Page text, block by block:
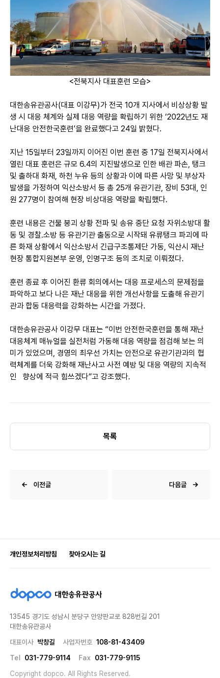
<전북지사 대표훈련 모습>
대한송유관공사(대표 이강무)가 전국 10개 지사에서 비상상황 발
생 시 대응 체계와 실제 대응 역량을 확립하기 위한 ‘2022년도 재
난대응 안전한국훈련’을 완료했다고 24일 밝혔다.
지난 15일부터 23일까지 이어진 이번 훈련 중 17일 전북지사에서
열린 대표 훈련은 규모 6.4의 지진발생으로 인한 배관 파손, 탱크
및 출하대 화재, 하천 누유 등의 상황과 이에 따른 사망 및 부상자
발생을 가정하여 익산소방서 등 총 25개 유관기관, 장비 53대, 인
원 277명이 참여해 현장 비상대응 역량을 확립했다.
훈련 내용은 건물 붕괴 상황 전파 및 송유 중단 요청 자위소방대 활
동 및 경찰․소방 등 유관기관 출동으로 시작돼 유류탱크 파괴에 따
른 화재 상황에서 익산소방서 긴급구조통제단 가동, 익산시 재난
현장 통합지원본부 운영, 인명구조 등의 조치로 이뤄졌다.
훈련 종료 후 이어진 환류 회의에서는 대응 프로세스의 문제점을
파악하고 보다 나은 재난 대응을 위한 개선사항을 도출해 유관기
관과 합동 대응력을 강화하는 시간을 가졌다.
대한송유관공사 이강무 대표는 “이번 안전한국훈련을 통해 재난
대응체계 매뉴얼을 실전처럼 가동해 대응 역량을 점검해 보는 의
미가 있었으며, 경영의 최우선 가치는 안전으로 유관기관과의 협
력체계를 더욱 강화해 재난사고 사전 예방 및 대응 역량의 지속적
인 향상에 적극 힘쓰겠다”고 강조했다.
목록
이전글 다음글
개인정보처리방침 찾아오시는 길
d
o
c
o
대
한
송
13545 경기도 성남시 분당구 안양판교로 828번길 201
대한송유관공사
대표이사 박창길 사업자번호 108-81-43409
Tel
031-779-9114 Fax
031-779-9115
Copyright dopco. All Rights Reserved.